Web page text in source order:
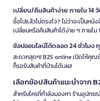
เปลี่ยน/คืนสินค้าง่าย ภายใน 14
ซื้อไปแล้วไม่ตรงใจ? ไม่ว่าจะเป็น
เปลี่ยนหรือคืนสินค้าได้ง่าย ๆ ภายใน
ช้อปออนไลน์ได้ตลอด 24 ชั่วโมง
สะดวกสุดๆ! B2S online เปิดให้คุ
ก็รอรับสินค้าที่บ้านได้เลย!
เลือกช้อปสินค้าแนะนำจาก
สำหรับใครที่กำลังมองหา ร้านอุปกร